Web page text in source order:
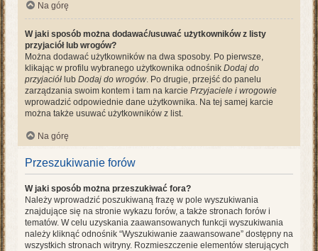
Na górę
W jaki sposób można dodawać/usuwać użytkowników z listy
przyjaciół lub wrogów?
Można dodawać użytkowników na dwa sposoby. Po pierwsze,
klikając w profilu wybranego użytkownika odnośnik Dodaj do
przyjaciół lub Dodaj do wrogów. Po drugie, przejść do panelu
zarządzania swoim kontem i tam na karcie Przyjaciele i wrogowie
wprowadzić odpowiednie dane użytkownika. Na tej samej karcie
można także usuwać użytkowników z list.
Na górę
Przeszukiwanie forów
W jaki sposób można przeszukiwać fora?
Należy wprowadzić poszukiwaną frazę w pole wyszukiwania
znajdujące się na stronie wykazu forów, a także stronach forów i
tematów. W celu uzyskania zaawansowanych funkcji wyszukiwania
należy kliknąć odnośnik “Wyszukiwanie zaawansowane” dostępny na
wszystkich stronach witryny. Rozmieszczenie elementów sterujących